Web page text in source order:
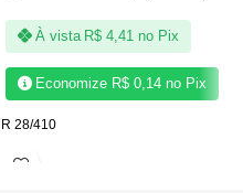
À vista R$ 4,41 no Pix
Economize R$ 0,14 no Pix
R 28/410